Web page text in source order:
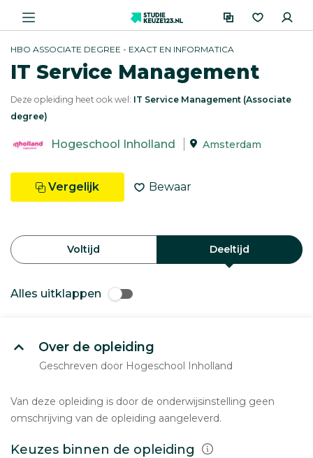
HBO ASSOCIATE DEGREE - EXACT EN INFORMATICA
IT Service Management
Deze opleiding heet ook wel: IT Service Management (Associate
degree)
Hogeschool Inholland Amsterdam
Vergelijk Bewaar
Voltijd Deeltijd
Alles uitklappen
Over de opleiding
Geschreven door Hogeschool Inholland
Van deze opleiding is door de onderwijsinstelling geen
omschrijving van de opleiding aangeleverd.
Keuzes binnen de opleiding